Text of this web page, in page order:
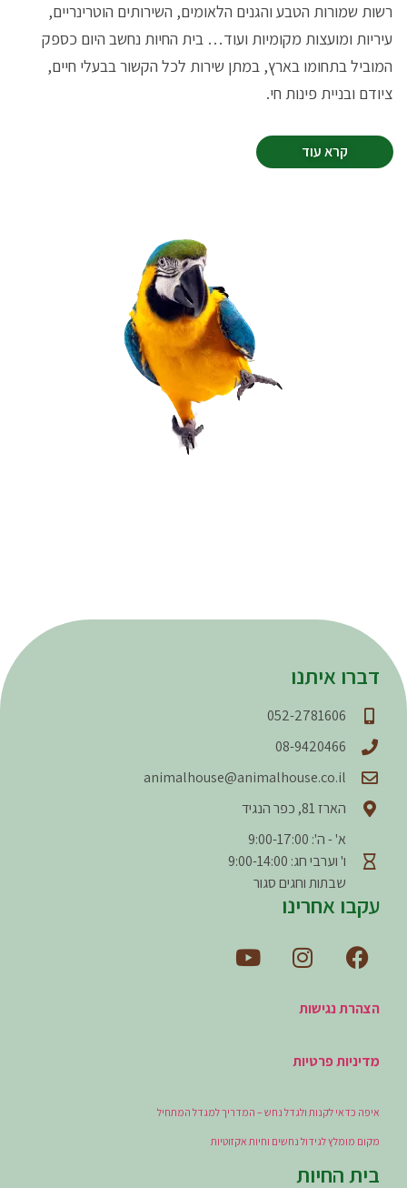
רשות שמורות הטבע והגנים הלאומים, השירותים הוטרינריים,
עיריות ומועצות מקומיות ועוד… בית החיות נחשב היום כספק
המוביל בתחומו בארץ, במתן שירות לכל הקשור בבעלי חיים,
ציודם ובניית פינות חי.
קרא עוד
דברו איתנו
052-2781606
08-9420466
animalhouse@animalhouse.co.il
הארז 81, כפר הנגיד
א' - ה': 9:00-17:00
ו' וערבי חג: 9:00-14:00
שבתות וחגים סגור
עקבו אחרינו
הצהרת נגישות
מדיניות פרטיות
איפה כדאי לקנות ולגדל נחש – המדריך למגדל המתחיל
מקום מומלץ לגידול נחשים וחיות אקזוטיות
בית החיות